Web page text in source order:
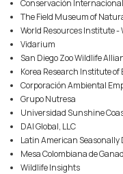
Conservación
The Field Museum of
World Resources Institute -
Vidarium
San Diego Zoo Wildlife
Korea Research Institute of
Corporación Ambiental
Grupo Nutresa
Universidad Sunshine
DAI Global, LLC
Latin American Seasonally
Mesa Colombiana de
Wildlife Insights